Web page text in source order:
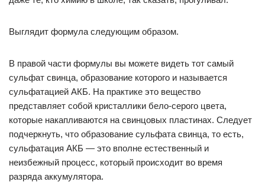
Выглядит формула следующим образом.
В правой части формулы вы можете видеть тот самый
сульфат свинца, образование которого и называется
сульфатацией АКБ. На практике это вещество
представляет собой кристаллики бело-серого цвета,
которые накапливаются на свинцовых пластинах. Следует
подчеркнуть, что образование сульфата свинца, то есть,
сульфатация АКБ — это вполне естественный и
неизбежный процесс, который происходит во время
разряда аккумулятора.